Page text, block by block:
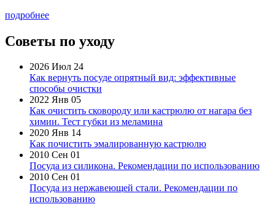
подробнее
Советы по уходу
2026 Июл 24
Как вернуть посуде опрятный вид: эффективные
способы очистки
2022 Янв 05
Как очистить сковороду или кастрюлю от нагара без
химии. Тест губки из меламина
2020 Янв 14
Как почистить эмалированную кастрюлю
2010 Сен 01
Посуда из силикона. Рекомендации по использованию
2010 Сен 01
Посуда из нержавеющей стали. Рекомендации по
использованию